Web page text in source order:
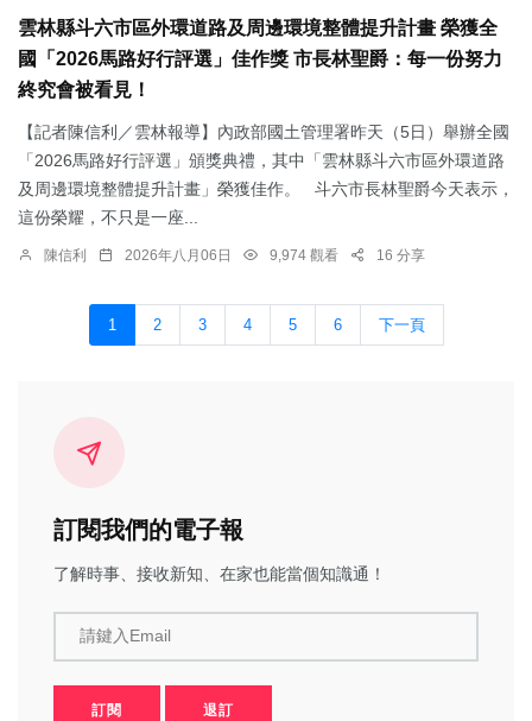
雲林縣斗六市區外環道路及周邊環境整體提升計畫 榮獲全
國「2026馬路好行評選」佳作獎 市長林聖爵：每一份努力
終究會被看見！
【記者陳信利／雲林報導】內政部國土管理署昨天（5日）舉辦全國
「2026馬路好行評選」頒獎典禮，其中「雲林縣斗六市區外環道路
及周邊環境整體提升計畫」榮獲佳作。 斗六市長林聖爵今天表示，
這份榮耀，不只是一座...
陳信利 2026年八月06日 9,974 觀看 16 分享
1 2 3 4 5 6 下一頁
訂閱我們的電子報
了解時事、接收新知、在家也能當個知識通！
請鍵入Email
訂閱 退訂